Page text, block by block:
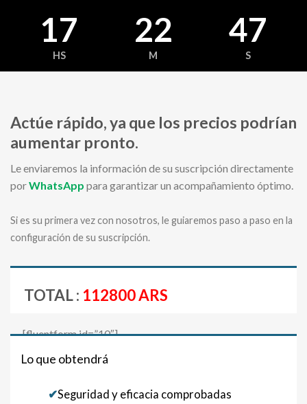
17
HS
22
M
47
S
Actúe rápido, ya que los precios podrían
aumentar pronto.
Le enviaremos la información de su suscripción directamente
porWhatsApp para garantizar un acompañamiento óptimo.
Si es su primera vez con nosotros, le guiaremos paso a paso en la
configuración de su suscripción.
TOTAL : 112800 ARS
[fluentform id=”10″]
Lo que obtendrá
✔Seguridad y eficacia comprobadas